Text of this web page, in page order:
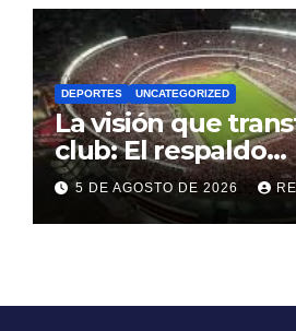
DEPORTES UNCATEGORIZED
La visión que
club: El respaldo
contundente a
directiva que puso
la elite mundial
5 DE AGOSTO DE 2026